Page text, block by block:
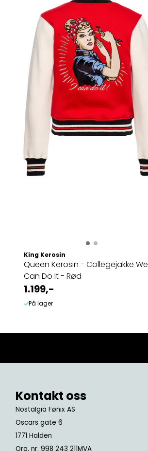
King Kerosin
Queen Kerosin - Collegejakke We
Can Do It - Rød
1.199,-
På lager
Kontakt oss
Nostalgia Fønix AS
Oscars gate 6
1771 Halden
Org. nr. 998 243 211MVA